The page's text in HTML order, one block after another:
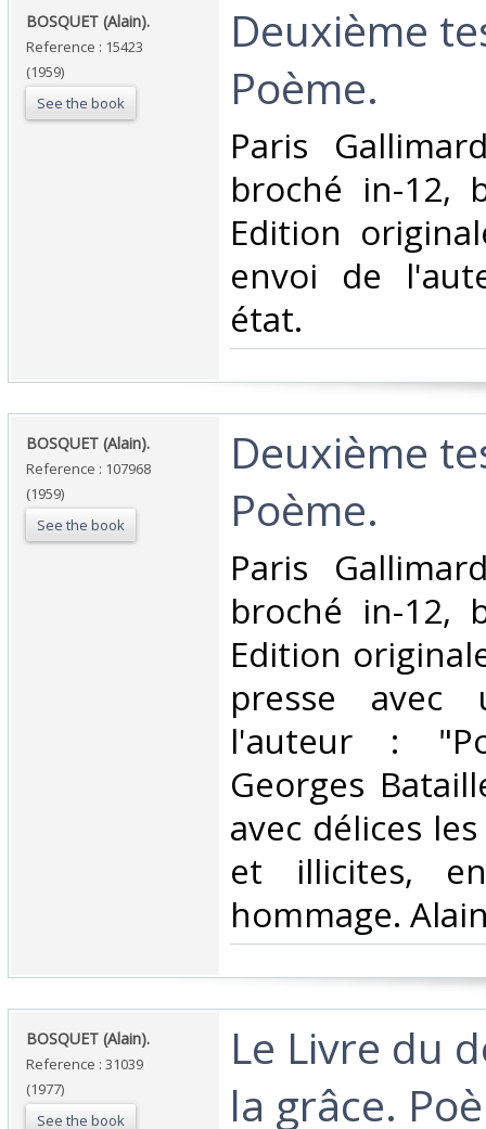
‎BOSQUET (Alain).‎
Reference : 15423
(1959)
See the book
‎Deuxième
Poème.‎
‎Paris
broché in-12,
Edition
envoi de
état.‎
‎BOSQUET (Alain).‎
Reference : 107968
(1959)
See the book
‎Deuxième
Poème.‎
‎Paris
broché in-12,
Edition
presse
l'auteur :
Georges
avec délices
et illicites,
hommage.
‎BOSQUET (Alain).‎
Reference : 31039
(1977)
See the book
‎Le Livre du
la grâce.